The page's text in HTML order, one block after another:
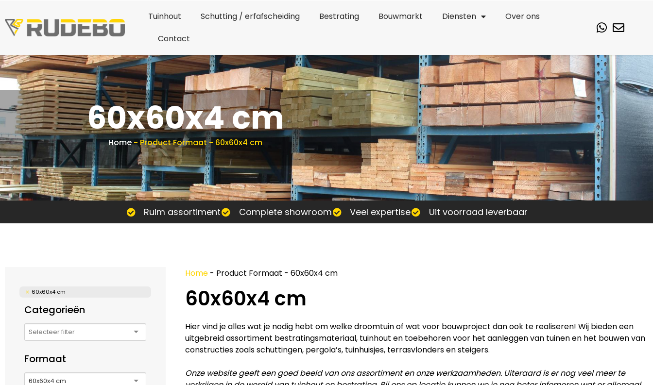
Tuinhout Schutting / erfafscheiding Bestrating Bouwmarkt Diensten
Over ons
Contact
60x60x4 cm
Home-Product Formaat- 60x60x4 cm
Ruim assortiment Complete showroom Veel expertise Uit voorraad leverbaar
60x60x4 cm
Categorieën
Formaat
60x60x4 cm
Home - Product Formaat - 60x60x4 cm
60x60x4 cm
Hier vind je alles wat je nodig hebt om welke droomtuin of wat voor bouwproject dan ook te realiseren! Wij bieden een
uitgebreid assortiment bestratingsmateriaal, tuinhout en toebehoren voor het aanleggen van tuinen en het bouwen van
constructies zoals schuttingen, pergola’s, tuinhuisjes, terrasvlonders en steigers.
Onze website geeft een goed beeld van ons assortiment en onze werkzaamheden. Uiteraard is er nog veel meer te